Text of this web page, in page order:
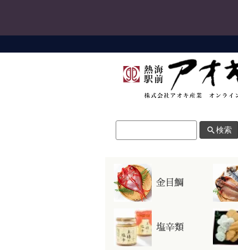
search 検索
お問い合わせ
LINE連携にはショップ
金目鯛
塩辛類